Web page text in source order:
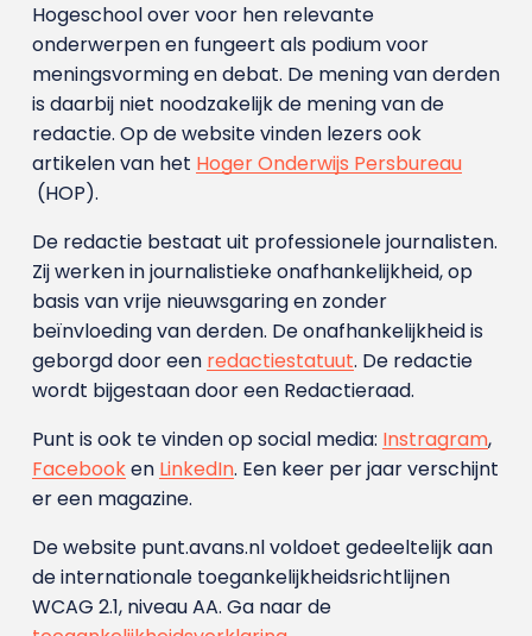
Hogeschool over voor hen relevante
onderwerpen en fungeert als podium voor
meningsvorming en debat. De mening van derden
is daarbij niet noodzakelijk de mening van de
redactie. Op de website vinden lezers ook
artikelen van het Hoger Onderwijs Persbureau
(HOP).
De redactie bestaat uit professionele journalisten.
Zij werken in journalistieke onafhankelijkheid, op
basis van vrije nieuwsgaring en zonder
beïnvloeding van derden. De onafhankelijkheid is
geborgd door een redactiestatuut. De redactie
wordt bijgestaan door een Redactieraad.
Punt is ook te vinden op social media: Instragram,
Facebooken LinkedIn. Een keer per jaar verschijnt
er een magazine.
De website punt.avans.nl voldoet gedeeltelijk aan
de internationale toegankelijkheidsrichtlijnen
WCAG 2.1, niveau AA. Ga naar de